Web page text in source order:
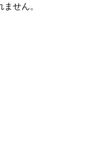
せん。